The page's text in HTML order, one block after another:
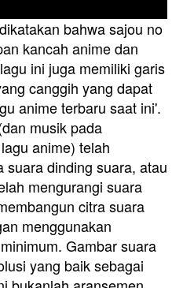
bahwa sajou no
kancah anime dan
ini juga memiliki garis
canggih yang dapat
anime terbaru saat ini'.
musik pada
anime) telah
suara dinding suara, atau
mengurangi suara
citra suara
menggunakan
Gambar suara
yang baik sebagai